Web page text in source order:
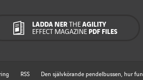
LADDA NERTHE AGILITY
EFFECT MAGAZINE PDF FILES
RSS Den självkörande pendelbussen, hur